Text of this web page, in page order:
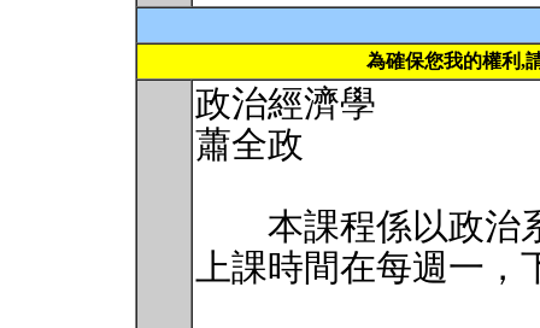
為確保您我的權利,
政治經濟學
蕭全政
本課程係以政治系
上課時間在每週一，